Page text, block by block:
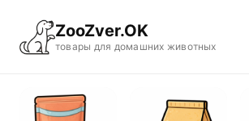
ZooZver.OK
товары для домашних животных